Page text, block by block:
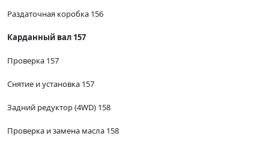
Раздаточная коробка 156
Карданный вал 157
Проверка 157
Снятие и установка 157
Задний редуктор (4WD) 158
Проверка и замена масла 158